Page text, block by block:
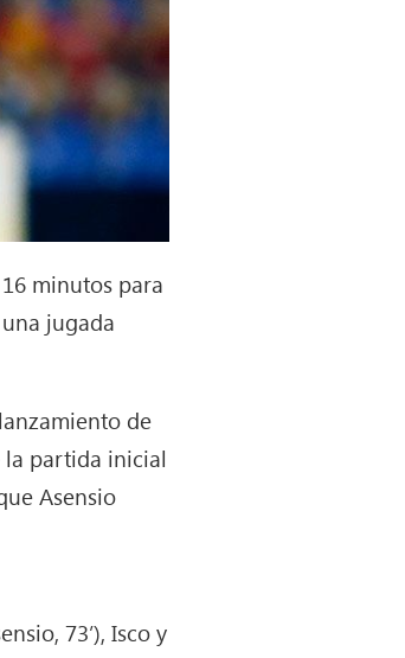
minutos para
jugada
de
la partida inicial
Asensio
73’), Isco y